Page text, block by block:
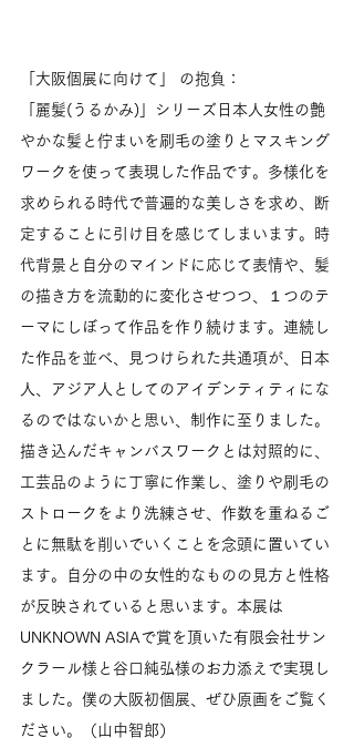
「大阪個展に向けて」 の抱負：
「麗髪(うるかみ)」シリーズ日本人女性の艶
やかな髪と佇まいを刷毛の塗りとマスキング
ワークを使って表現した作品です。多様化を
求められる時代で普遍的な美しさを求め、断
定することに引け目を感じてしまいます。時
代背景と自分のマインドに応じて表情や、髪
の描き方を流動的に変化させつつ、１つのテ
ーマにしぼって作品を作り続けます。連続し
た作品を並べ、見つけられた共通項が、日本
人、アジア人としてのアイデンティティにな
るのではないかと思い、制作に至りました。
描き込んだキャンバスワークとは対照的に、
工芸品のように丁寧に作業し、塗りや刷毛の
ストロークをより洗練させ、作数を重ねるご
とに無駄を削いでいくことを念頭に置いてい
ます。自分の中の女性的なものの見方と性格
が反映されていると思います。本展は
UNKNOWN ASIAで賞を頂いた有限会社サン
クラール様と谷口純弘様のお力添えで実現し
ました。僕の大阪初個展、ぜひ原画をご覧く
ださい。（山中智郎）